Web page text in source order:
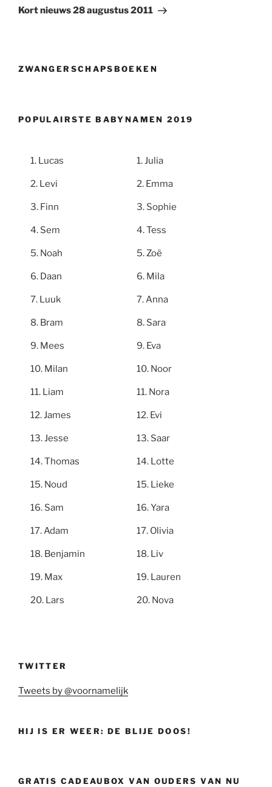
bericht
Kort nieuws 28 augustus 2011
ZWANGERSCHAPSBOEKEN
POPULAIRSTE BABYNAMEN 2019
Lucas
Levi
Finn
Sem
Noah
Daan
Luuk
Bram
Mees
Milan
Liam
James
Jesse
Thomas
Noud
Sam
Adam
Benjamin
Max
Lars
Julia
Emma
Sophie
Tess
Zoë
Mila
Anna
Sara
Eva
Noor
Nora
Evi
Saar
Lotte
Lieke
Yara
Olivia
Liv
Lauren
Nova
TWITTER
Tweets by @voornamelijk
HIJ IS ER WEER: DE BLIJE DOOS!
GRATIS CADEAUBOX VAN OUDERS VAN NU